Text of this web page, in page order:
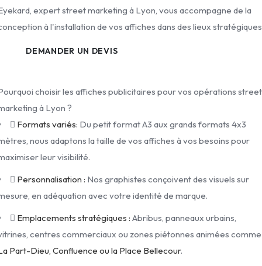
expert street marketing à Lyon, vous accompagne de la
à l'installation de vos affiches dans des lieux
DEMANDER UN DEVIS
choisir les affiches publicitaires pour vos opérations street
à Lyon ?
Formats variés: Du petit format A3 aux grands formats 4x3
nous adaptons la taille de vos affiches à vos besoins pour
leur visibilité.
Personnalisation : Nos graphistes conçoivent des visuels sur
en adéquation avec votre identité de marque.
Emplacements stratégiques : Abribus, panneaux urbains,
centres commerciaux ou zones piétonnes animées comme
Part-Dieu, Confluence ou la Place Bellecour.